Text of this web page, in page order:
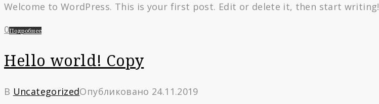
Welcome to WordPress. This is your first post. Edit or delete it, then start writing!
0Подробнее
Hello world! Copy
В UncategorizedОпубликовано 24.11.2019